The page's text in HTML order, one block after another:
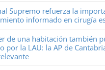
Supremo refuerza la
informado en cirugía
de una habitación también
por la LAU: la AP de